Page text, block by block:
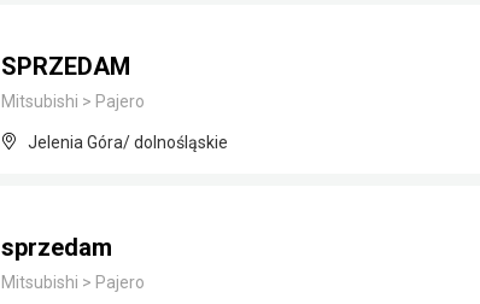
SPRZEDAM
Mitsubishi > Pajero
Jelenia Góra/ dolnośląskie
sprzedam
Mitsubishi > Pajero